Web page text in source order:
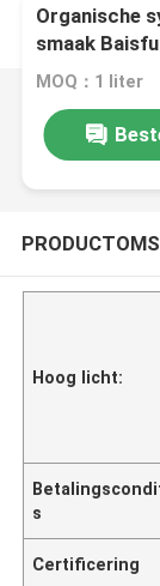
Organische
smaak
MOQ：1 liter
Hoog licht:
s
Certificering